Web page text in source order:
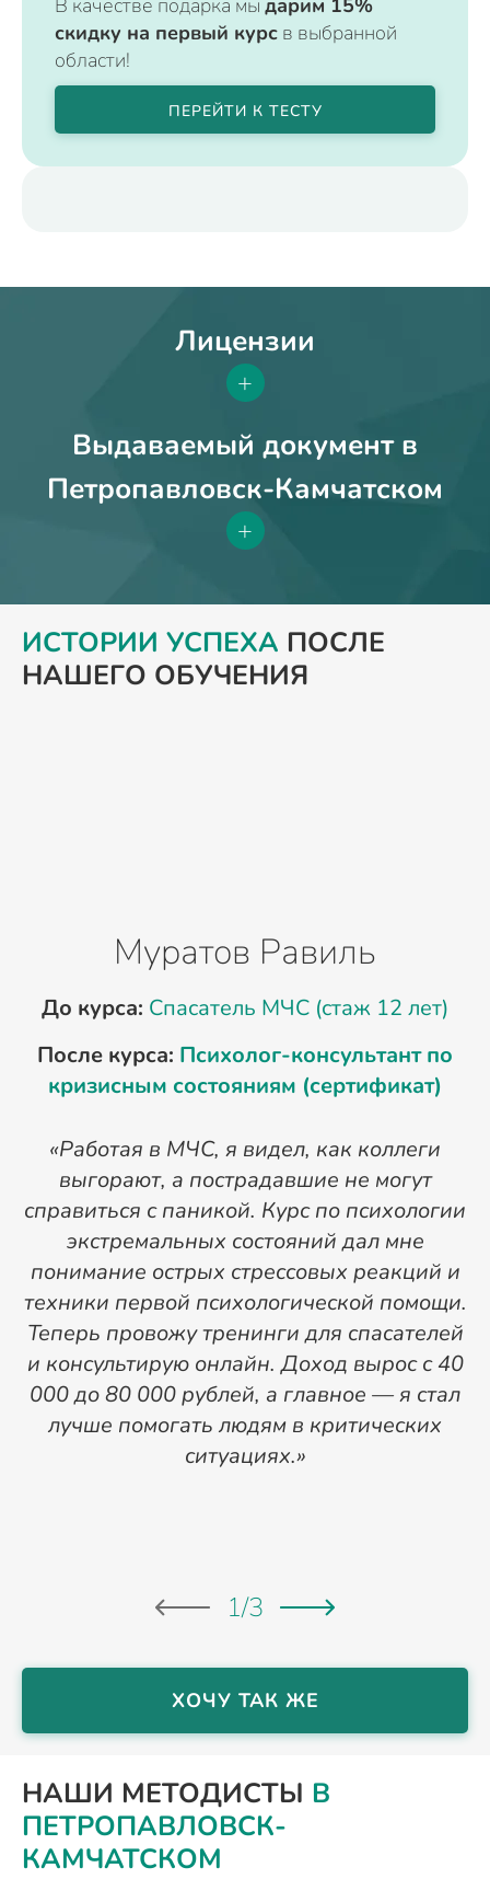
В качестве подарка мы дарим 15%
скидку на первый курс в выбранной
области!
ПЕРЕЙТИ К ТЕСТУ
Лицензии
+
Выдаваемый документ в
Петропавловск-Камчатском
+
ИСТОРИИ УСПЕХА ПОСЛЕ
НАШЕГО ОБУЧЕНИЯ
Муратов Равиль
До курса: Спасатель МЧС (стаж 12 лет)
После курса: Психолог-консультант по
кризисным состояниям (сертификат)
«Работая в МЧС, я видел, как коллеги
выгорают, а пострадавшие не могут
справиться с паникой. Курс по психологии
экстремальных состояний дал мне
понимание острых стрессовых реакций и
техники первой психологической помощи.
Теперь провожу тренинги для спасателей
и консультирую онлайн. Доход вырос с 40
000 до 80 000 рублей, а главное — я стал
лучше помогать людям в критических
ситуациях.»
1/3
ХОЧУ ТАК ЖЕ
НАШИ МЕТОДИСТЫ В
ПЕТРОПАВЛОВСК-
КАМЧАТСКОМ